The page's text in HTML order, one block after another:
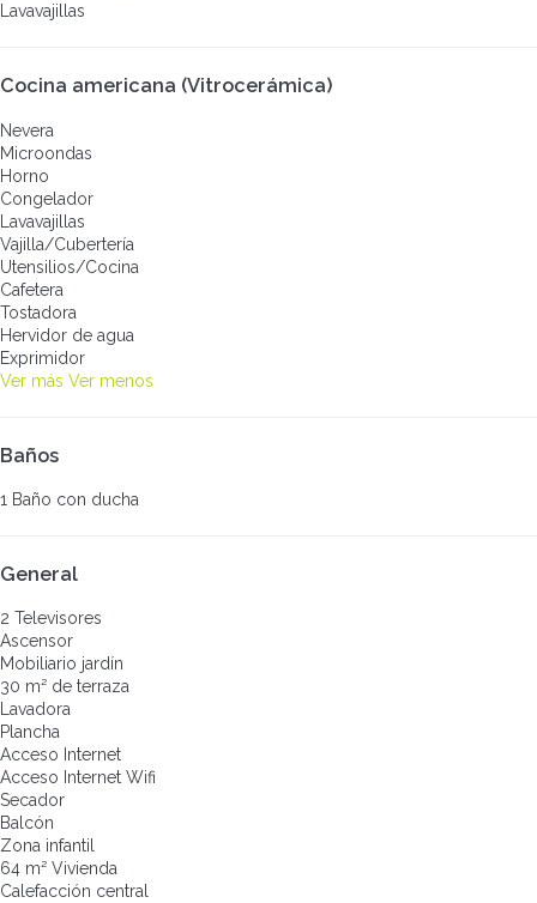
Lavavajillas
Cocina americana (Vitrocerámica)
Nevera
Microondas
Horno
Congelador
Lavavajillas
Vajilla/Cubertería
Utensilios/Cocina
Cafetera
Tostadora
Hervidor de agua
Exprimidor
Ver más Ver menos
Baños
1 Baño con ducha
General
2 Televisores
Ascensor
Mobiliario jardín
30 m² de terraza
Lavadora
Plancha
Acceso Internet
Acceso Internet Wifi
Secador
Balcón
Zona infantil
64 m² Vivienda
Calefacción central